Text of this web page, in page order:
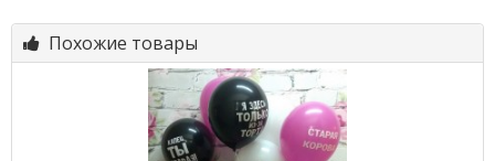
Похожие товары